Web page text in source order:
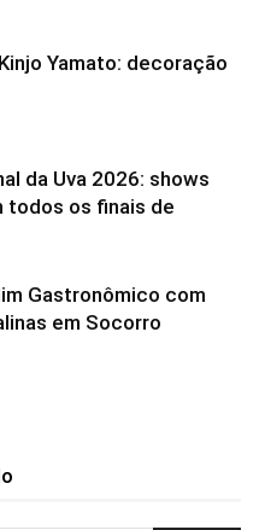
Yamato: decoração
da Uva 2026: shows
todos os finais de
Gastronômico com
em Socorro